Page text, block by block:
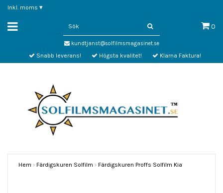
Inkl. moms ▾
0
kundtjanst@solfilmsmagasinet.se
Snabb leverans! Högsta kvalitet! Klarna Faktura!
Hem › Färdigskuren Solfilm › Färdigskuren Proffs Solfilm Kia